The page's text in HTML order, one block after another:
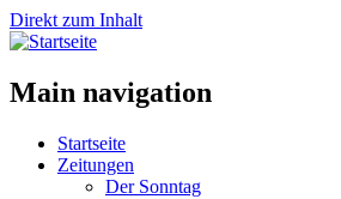
Direkt zum Inhalt
Main navigation
Startseite
Zeitungen
Der Sonntag